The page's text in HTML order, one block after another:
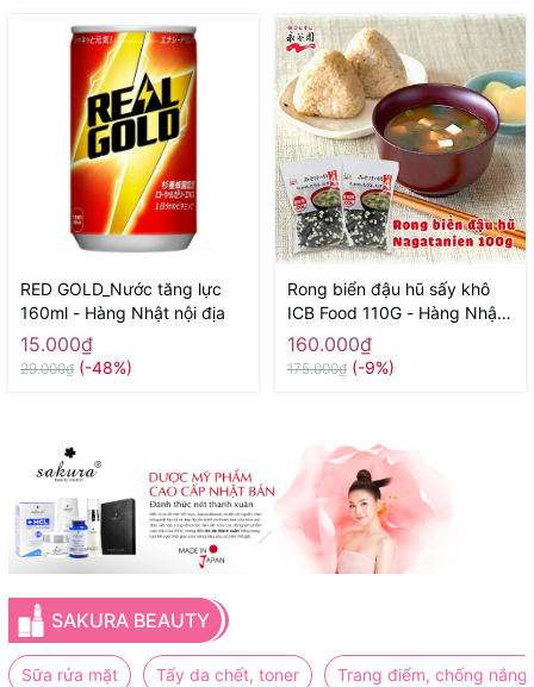
RED GOLD_Nước tăng lực
160ml - Hàng Nhật nội địa
15.000₫
29.000₫ (-48%)
Rong biển đậu hũ sấy khô
ICB Food 110G - Hàng Nhật
nội địa
160.000₫
175.000₫ (-9%)
SAKURA BEAUTY
Sữa rửa mặt Tẩy da chết, toner Trang điểm, chống nắng